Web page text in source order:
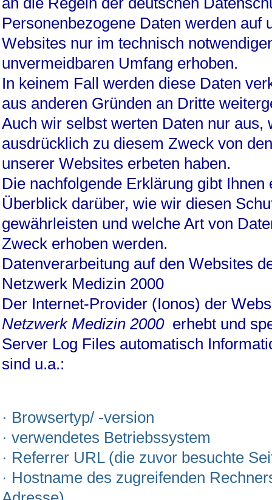
Personenbezogene Daten werden auf
Websites nur im technisch
unvermeidbaren Umfang erhoben.
In keinem Fall werden diese Daten
aus anderen Gründen an Dritte
Auch wir selbst werten Daten nur aus,
ausdrücklich zu diesem Zweck von
unserer Websites erbeten haben.
Die nachfolgende Erklärung gibt Ihnen
Überblick darüber, wie wir diesen
gewährleisten und welche Art von
Zweck erhoben werden.
Datenverarbeitung auf den Websites
Netzwerk Medizin 2000
Der Internet-Provider (Ionos) der
Netzwerk Medizin 2000erhebt und
Server Log Files automatisch
sind u.a.:
· Browsertyp/ -version
· verwendetes Betriebssystem
· Referrer URL (die zuvor besuchte
· Hostname des zugreifenden